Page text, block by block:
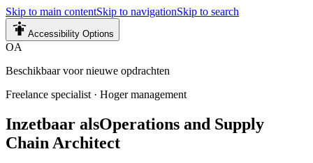
Skip to main contentSkip to navigationSkip to search
Accessibility Options
OA
Beschikbaar voor nieuwe opdrachten
Freelance specialist · Hoger management
Inzetbaar alsOperations and Supply
Chain Architect